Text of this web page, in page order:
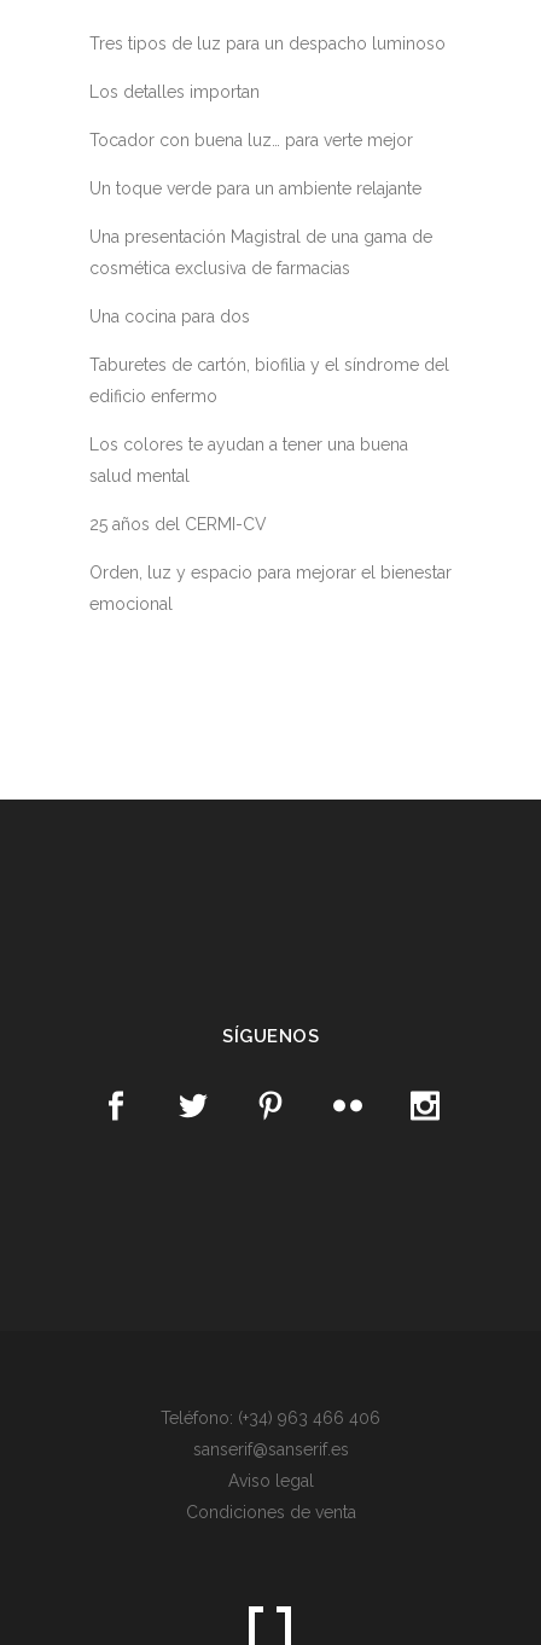
Tres tipos de luz para un despacho luminoso
Los detalles importan
Tocador con buena luz… para verte mejor
Un toque verde para un ambiente relajante
Una presentación Magistral de una gama de
cosmética exclusiva de farmacias
Una cocina para dos
Taburetes de cartón, biofilia y el síndrome del
edificio enfermo
Los colores te ayudan a tener una buena
salud mental
25 años del CERMI-CV
Orden, luz y espacio para mejorar el bienestar
emocional
SÍGUENOS
Teléfono: (+34) 963 466 406
sanserif@sanserif.es
Aviso legal
Condiciones de venta